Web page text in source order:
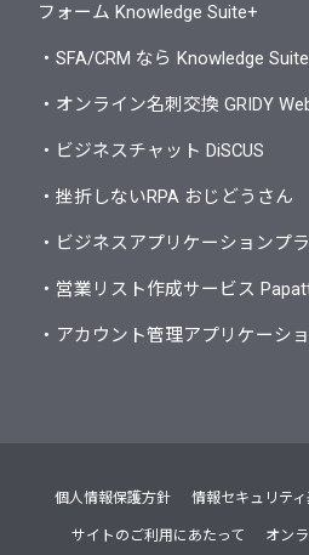
フォーム Knowledge Suite+
・SFA/CRM なら Knowledge Suite
・オンライン名刺交換 GRIDY
・ビジネスチャット DiSCUS
・挫折しないRPA おじどうさん
・ビジネスアプリケーションプ
・営業リスト作成サービス
・アカウント管理アプリケーシ
個人情報保護方針 情報セキュリテ
サイトのご利用にあたって オン